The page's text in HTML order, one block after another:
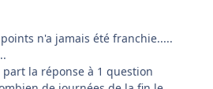
n'a jamais été franchie.....
la réponse à 1 question